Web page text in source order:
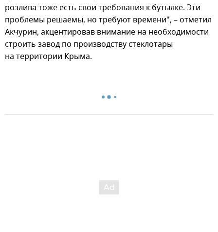
розлива тоже есть свои требования к бутылке. Эти
проблемы решаемы, но требуют времени", – отметил
Акчурин, акцентировав внимание на необходимости
строить завод по производству стеклотары
на территории Крыма.